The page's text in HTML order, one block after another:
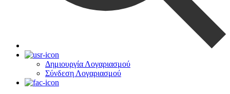
Δημιουργία Λογαριασμού
Σύνδεση Λογαριασμού